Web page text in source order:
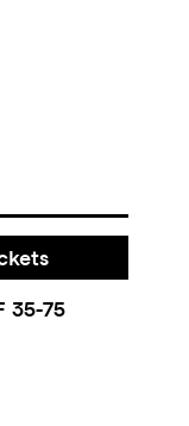
35-75